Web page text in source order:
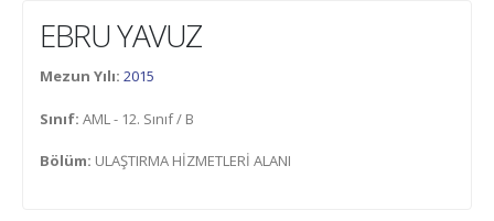
EBRU YAVUZ
Mezun Yılı: 2015
Sınıf: AML - 12. Sınıf / B
Bölüm: ULAŞTIRMA HİZMETLERİ ALANI